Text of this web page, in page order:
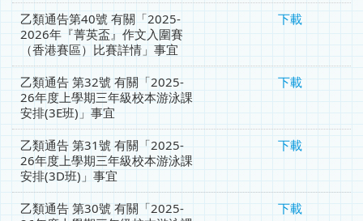
乙類通告第40號 有關「2025-
2026年『菁英盃』作文入圍賽
（香港賽區）比賽詳情」事宜
下載
乙類通告 第32號 有關「2025-
26年度上學期三年級校本游泳課
安排(3E班)」事宜
下載
乙類通告 第31號 有關「2025-
26年度上學期三年級校本游泳課
安排(3D班)」事宜
下載
乙類通告 第30號 有關「2025-
下載